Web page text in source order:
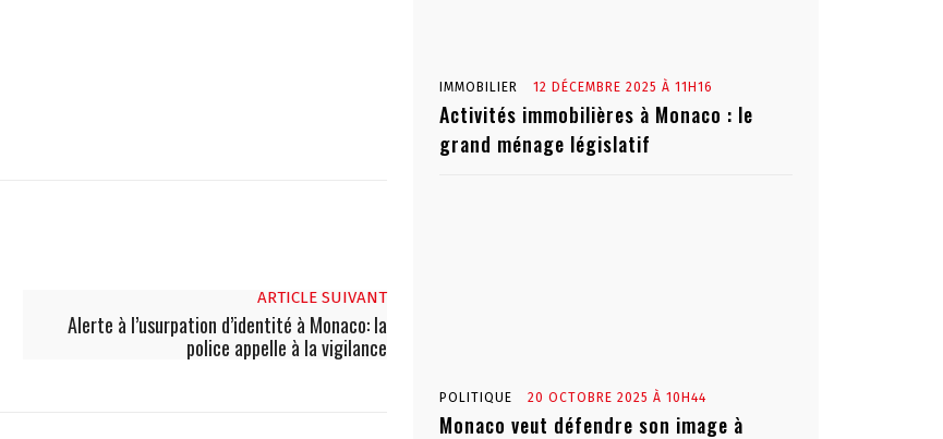
ARTICLE SUIVANT
Alerte à l’usurpation d’identité à Monaco: la
police appelle à la vigilance
IMMOBILIER 12 DÉCEMBRE 2025 À 11H16
Activités immobilières à Monaco : le
grand ménage législatif
POLITIQUE 20 OCTOBRE 2025 À 10H44
Monaco veut défendre son image à